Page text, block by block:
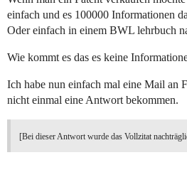
einfach und es 100000 Informationen
Oder einfach in einem BWL lehrbuch
Wie kommt es das es keine
Ich habe nun einfach mal eine Mail an
nicht einmal eine Antwort bekommen.
[Bei dieser Antwort wurde das Vollzitat